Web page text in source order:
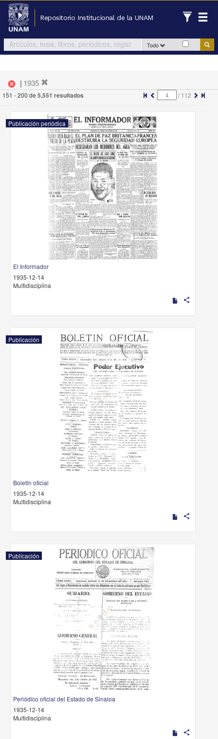
Repositorio Institucional de la UNAM
Todo
cancel | 1935
151 - 200 de 5,551 resultados /112
Publicación periódica
El Informador
1935-12-14
Multidisciplina
share
Publicación
Boletín oficial
1935-12-14
Multidisciplina
share
Publicación
Periódico oficial del Estado de Sinaloa
1935-12-14
Multidisciplina
share